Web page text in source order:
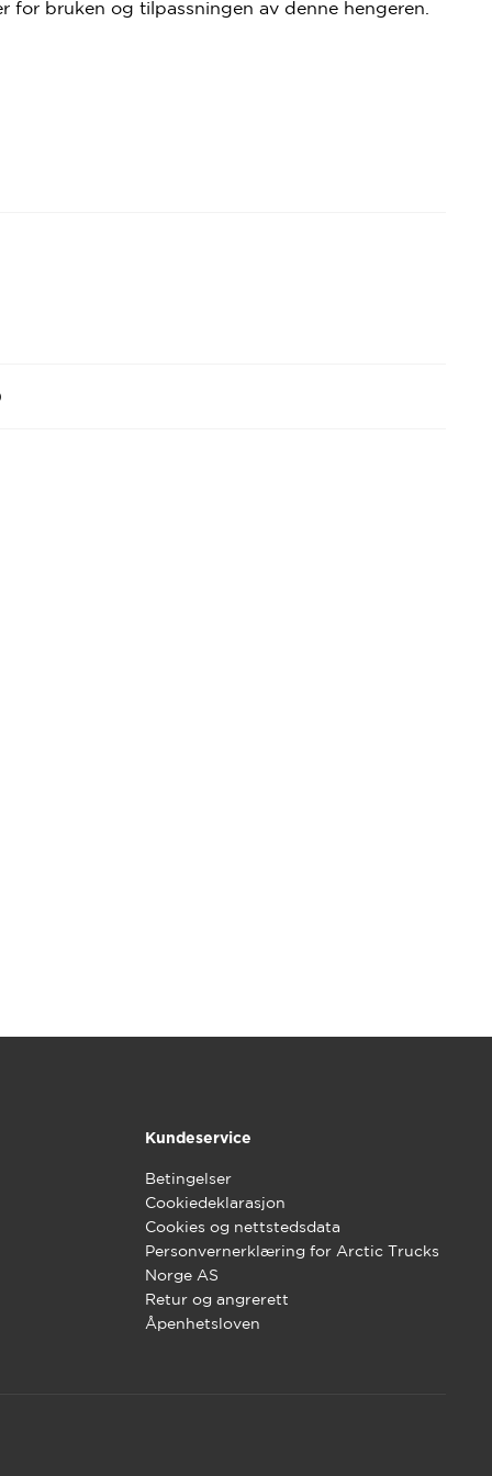
for bruken og tilpassningen av denne hengeren.
Kundeservice
Betingelser
Cookiedeklarasjon
Cookies og nettstedsdata
Personvernerklæring for Arctic Trucks
Norge AS
Retur og angrerett
Åpenhetsloven